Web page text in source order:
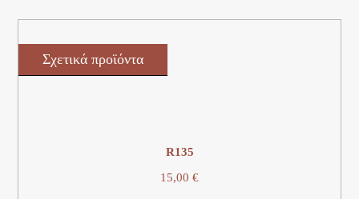
Σχετικά προϊόντα
R135
15,00 €